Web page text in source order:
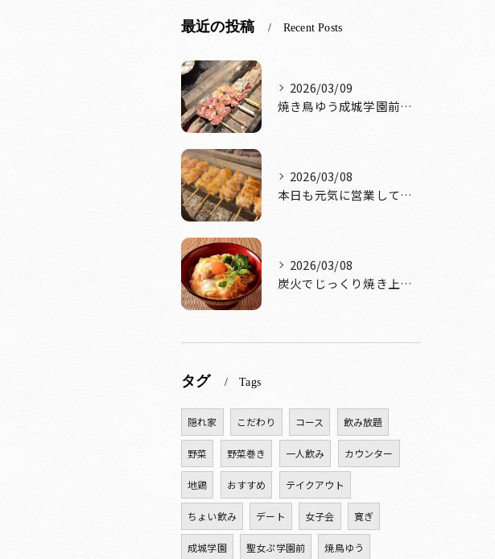
最近の投稿 Recent Posts
2026/03/09
焼き鳥ゆう成城学園前店です！本日テーブル席おひとつ、カウンタ...
2026/03/08
本日も元気に営業しております！🔥
2026/03/08
炭火でじっくり焼き上げた鶏肉。
タグ Tags
隠れ家 こだわり コース 飲み放題
野菜 野菜巻き 一人飲み カウンター
地鶏 おすすめ テイクアウト
ちょい飲み デート 女子会 寛ぎ
成城学園 聖女ぷ学園前 焼鳥ゆう